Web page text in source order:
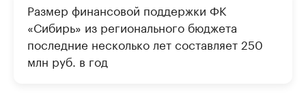
Размер финансовой поддержки ФК
«Сибирь» из регионального бюджета
последние несколько лет составляет 250
млн руб. в год